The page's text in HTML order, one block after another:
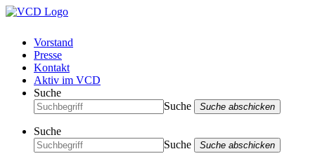
Vorstand
Presse
Kontakt
Aktiv im VCD
Suche
Suche
Suche abschicken
Suche
Suche
Suche abschicken